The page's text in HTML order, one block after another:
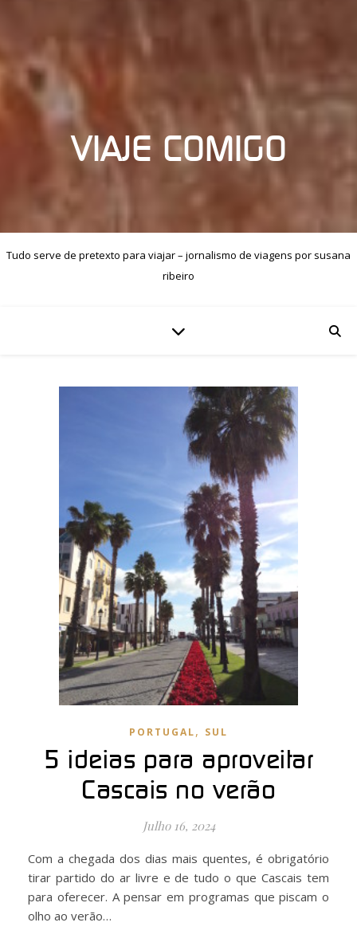
VIAJE COMIGO
Tudo serve de pretexto para viajar – jornalismo de viagens por susana
ribeiro
PORTUGAL, SUL
5 ideias para aproveitar
Cascais no verão
Julho 16, 2024
Com a chegada dos dias mais quentes, é obrigatório
tirar partido do ar livre e de tudo o que Cascais tem
para oferecer. A pensar em programas que piscam o
olho ao verão…